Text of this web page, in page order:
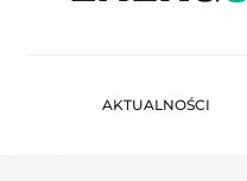
AKTUALNOŚCI